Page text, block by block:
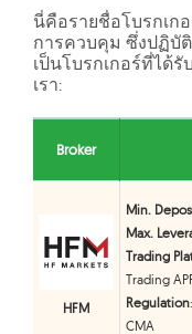
นี่คือรายชื่อโบรกเก
การควบคุม ซึ่งปฏิบั
เป็นโบรกเกอร์ที่ได้
เรา:
Broker
HFM
Min.
Max.
Trading
Trading
Regulation
CMA